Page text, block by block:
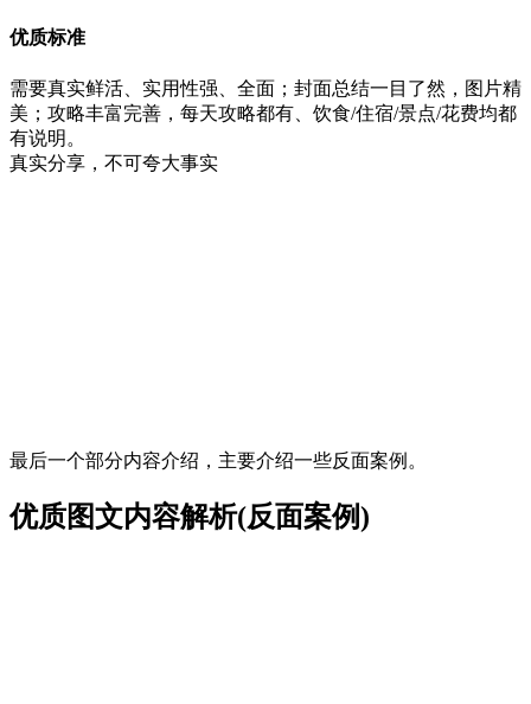
优质标准
需要真实鲜活、实用性强、全面；封面总结一目了然，图片精
美；攻略丰富完善，每天攻略都有、饮食/住宿/景点/花费均都
有说明。
真实分享，不可夸大事实
最后一个部分内容介绍，主要介绍一些反面案例。
优质图文内容解析(反面案例)